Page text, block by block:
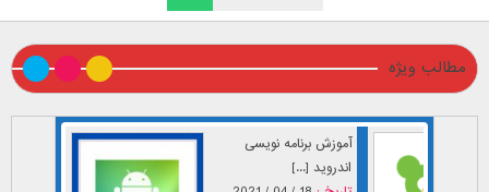
مطالب ویژه
آموزش برنامه نویسی
اندروید [...]